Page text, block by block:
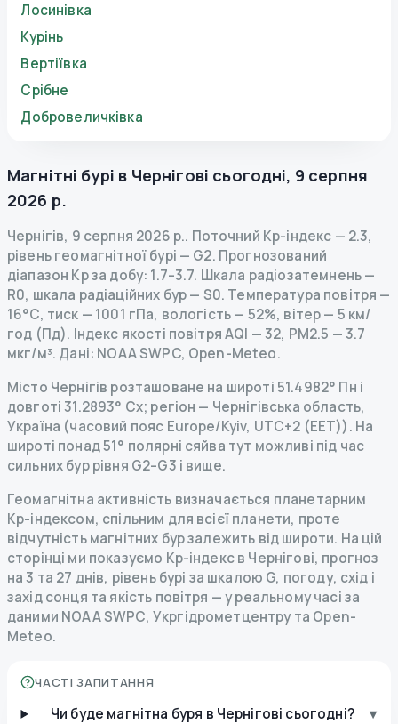
Лосинівка
Курінь
Вертіївка
Срібне
Добровеличківка
Магнітні бурі в Чернігові сьогодні, 9 серпня
2026 р.
Чернігів, 9 серпня 2026 р.. Поточний Kp-індекс — 2.3,
рівень геомагнітної бурі — G2. Прогнозований
діапазон Kp за добу: 1.7–3.7. Шкала радіозатемнень—
R0, шкала радіаційних бур— S0. Температура повітря —
16°C, тиск — 1001 гПа, вологість — 52%, вітер — 5 км/
год (Пд). Індекс якості повітря AQI — 32, PM2.5 — 3.7
мкг/м³. Дані: NOAA SWPC, Open-Meteo.
Місто Чернігів розташоване на широті 51.4982° Пн і
довготі 31.2893° Сх; регіон — Чернігівська область,
Україна (часовий пояс Europe/Kyiv, UTC+2 (EET)). На
широті понад 51° полярні сяйва тут можливі під час
сильних бур рівня G2–G3 і вище.
Геомагнітна активність визначається планетарним
Kp-індексом, спільним для всієї планети, проте
відчутність магнітних бур залежить від широти. На цій
сторінці ми показуємо Kp-індекс в Чернігові, прогноз
на 3 та 27 днів, рівень бурі за шкалою G, погоду, схід і
захід сонця та якість повітря — у реальному часі за
даними NOAA SWPC, Укргідрометцентру та Open-
Meteo.
ЧАСТІ ЗАПИТАННЯ
Чи буде магнітна буря в Чернігові сьогодні? ▾